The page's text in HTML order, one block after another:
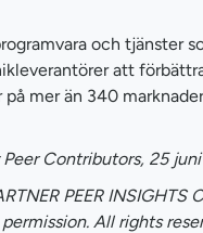
och tjänster
att
mer än 340
Contributors, 25
PEER
All rights